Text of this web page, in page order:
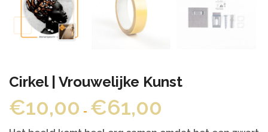
Cirkel | Vrouwelijke Kunst
€10,00 - €61,00